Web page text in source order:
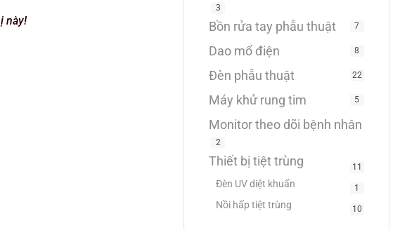
này!
3
Bồn rửa tay phẫu thuật 7
Dao mổ điện 8
Đèn phẫu thuật 22
Máy khử rung tim 5
Monitor theo dõi bệnh nhân
2
Thiết bị tiệt trùng 11
Đèn UV diệt khuẩn 1
Nồi hấp tiệt trùng 10